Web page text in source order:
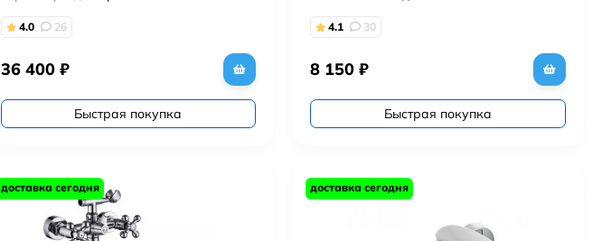
4.0 26
36 400 ₽
Быстрая покупка
4.1 30
8 150₽
Быстрая покупка
доставка сегодня доставка сегодня